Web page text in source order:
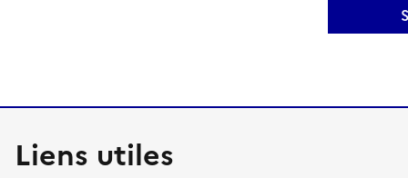
Liens utiles